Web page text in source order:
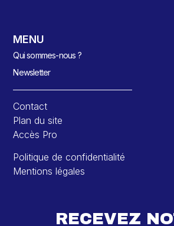
MENU
Qui sommes-nous ?
Newsletter
Contact
Plan du site
Accès Pro
Politique de confidentialité
Mentions légales
RECEVEZ